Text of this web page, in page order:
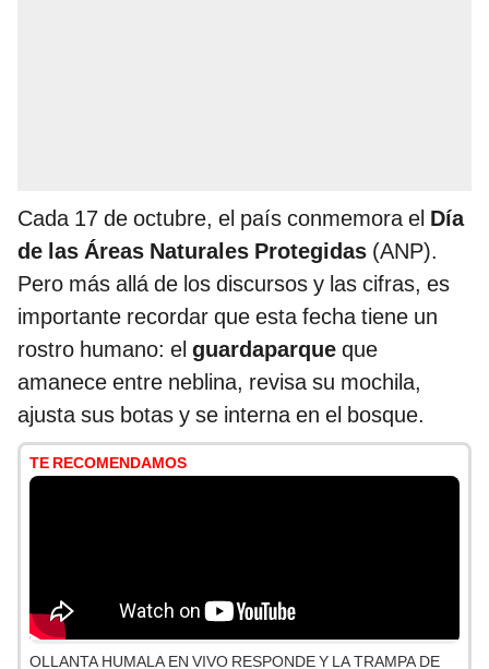
Cada 17 de octubre, el país conmemora el Día
de las Áreas Naturales Protegidas (ANP).
Pero más allá de los discursos y las cifras, es
importante recordar que esta fecha tiene un
rostro humano: el guardaparque que
amanece entre neblina, revisa su mochila,
ajusta sus botas y se interna en el bosque.
TE RECOMENDAMOS
OLLANTA HUMALA EN VIVO RESPONDE Y LA TRAMPA DE